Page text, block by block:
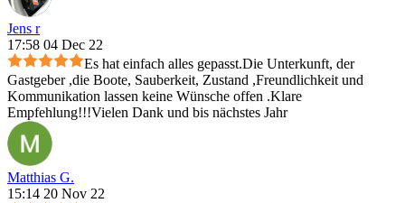
Jens r
17:58 04 Dec 22
Es hat einfach alles gepasst.Die Unterkunft, der
Gastgeber ,die Boote, Sauberkeit, Zustand ,Freundlichkeit und
Kommunikation lassen keine Wünsche offen .Klare
Empfehlung!!!Vielen Dank und bis nächstes Jahr
Matthias G.
15:14 20 Nov 22